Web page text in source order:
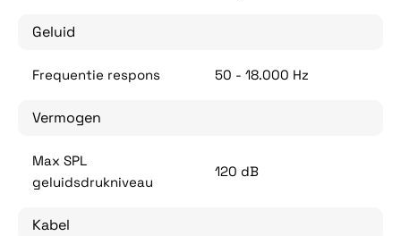
Geluid
Frequentie respons 50 - 18.000 Hz
Vermogen
Max SPL
geluidsdrukniveau
120 dB
Kabel